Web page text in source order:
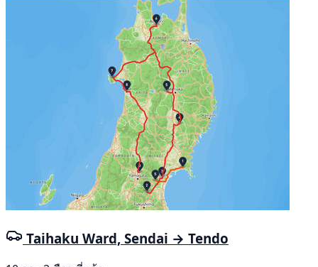
Taihaku Ward, Sendai → Tendo